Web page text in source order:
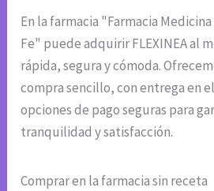
En la farmacia "Farmacia
Fe" puede adquirir FLEXINEA al
rápida, segura y cómoda.
compra sencillo, con entrega en
opciones de pago seguras para
tranquilidad y satisfacción.
Comprar en la farmacia sin receta